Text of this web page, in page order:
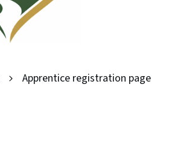
Apprentice registration page